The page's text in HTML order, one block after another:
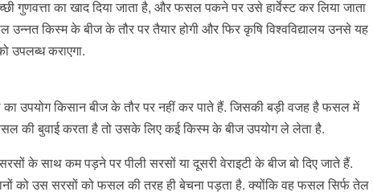
का खाद दिया जाता है, और फसल पकने पर उसे हार्वेस्ट कर लिया जाता
उन्नत किस्म के बीज के तौर पर तैयार होगी और फिर कृषि विश्वविद्यालय उनसे यह
उपलब्ध कराएगा.
उपयोग किसान बीज के तौर पर नहीं कर पाते हैं. जिसकी बड़ी वजह है फसल में
बुवाई करता है तो उसके लिए कई किस्म के बीज उपयोग ले लेता है.
के साथ कम पड़ने पर पीली सरसों या दूसरी वेराइटी के बीज बो दिए जाते हैं.
को उस सरसों को फसल की तरह ही बेचना पड़ता है. क्योंकि वह फसल सिर्फ तेल